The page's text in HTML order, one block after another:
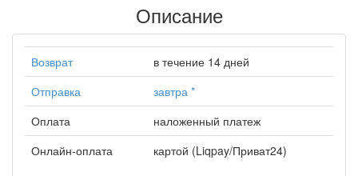
Описание
Возврат
в течение 14 дней
Отправка
завтра *
Оплата
наложенный платеж
Онлайн-оплата
картой (Liqpay/Приват24)